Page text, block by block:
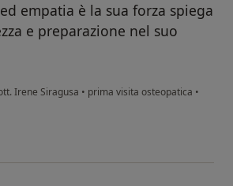
empatia è la sua forza spiega
e preparazione nel suo
Irene Siragusa • prima visita osteopatica •
Paziente